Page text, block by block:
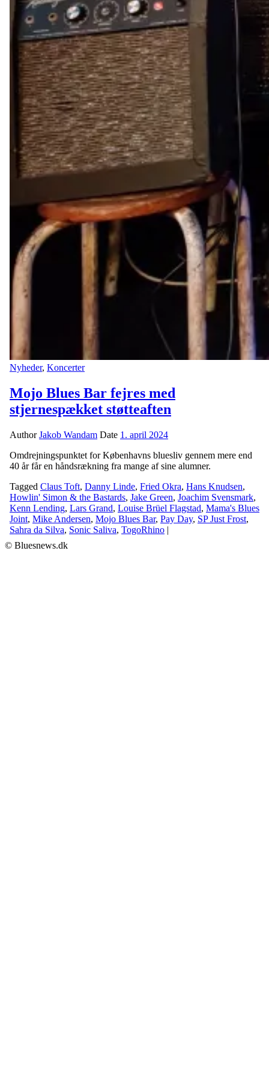
Nyheder, Koncerter
Mojo Blues Bar fejres med
stjernespækket støtteaften
AuthorJakob Wandam Date 1. april 2024
Omdrejningspunktet for Københavns bluesliv gennem mere end
40 år får en håndsrækning fra mange af sine alumner.
Tagged Claus Toft, Danny Linde, Fried Okra, Hans Knudsen,
Howlin' Simon & the Bastards, Jake Green, Joachim Svensmark,
Kenn Lending, Lars Grand, Louise Brüel Flagstad, Mama's Blues
Joint, Mike Andersen, Mojo Blues Bar, Pay Day, SP Just Frost,
Sahra da Silva, Sonic Saliva, TogoRhino |
© Bluesnews.dk